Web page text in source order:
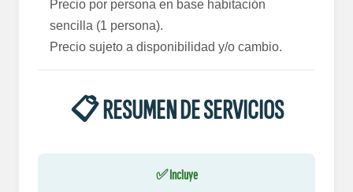
Precio por persona en base habitación
sencilla (1 persona).
Precio sujeto a disponibilidad y/o cambio.
📋 RESUMEN DE SERVICIOS
✅ Incluye